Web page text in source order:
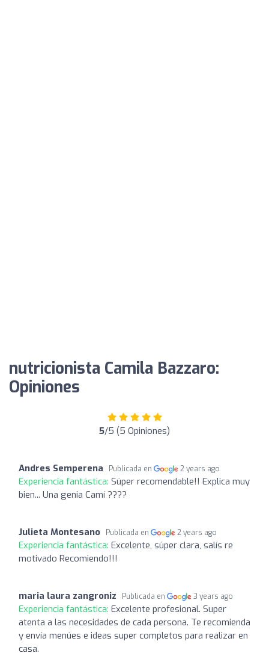
nutricionista Camila Bazzaro:
Opiniones
5/5 (5 Opiniones)
Andres Semperena Publicada en 2 years ago
Experiencia fantástica: Súper recomendable!! Explica muy
bien... Una genia Camí ????
Julieta Montesano Publicada en 2 years ago
Experiencia fantástica: Excelente, súper clara, salís re
motivado Recomiendo!!!
maria laura zangroniz Publicada en 3 years ago
Experiencia fantástica: Excelente profesional. Super
atenta a las necesidades de cada persona. Te recomienda
y envía menúes e ideas super completos para realizar en
casa.